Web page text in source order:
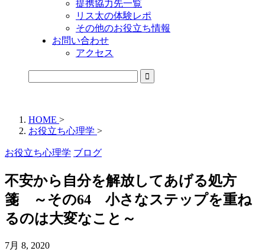
提携協力先一覧
リス太の体験レポ
その他のお役立ち情報
お問い合わせ
アクセス
HOME >
お役立ち心理学 >
お役立ち心理学 ブログ
不安から自分を解放してあげる処方
箋 ～その64 小さなステップを重ね
るのは大変なこと～
7月 8, 2020